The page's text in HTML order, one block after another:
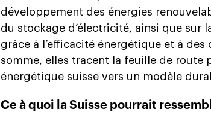
développement des énergies
du stockage d’électricité, ainsi que sur
grâce à l’efficacité énergétique et à
somme, elles tracent la feuille de route
énergétique suisse vers un modèle
Ce à quoi la Suisse pourrait